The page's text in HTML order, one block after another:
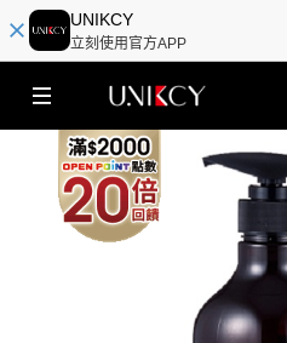
UNIKCY
立刻使用官方APP